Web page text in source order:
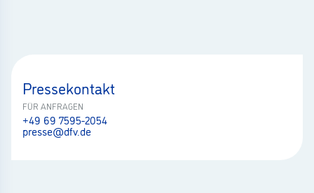
Pressekontakt
FÜR ANFRAGEN
+49 69 7595-2054
presse@dfv.de